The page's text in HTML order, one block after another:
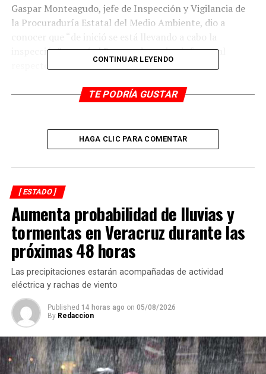
Gaspar Monteagudo, jefe de Inspección y Vigilancia de
la Procuraduría Estatal del Medio Ambiente, dio a
conocer que “de inició se está llevando a cabo la
inspección”, y será el Procurador quien informe al
respecto
RELATED TOPICS:
Cuitláhuac promete castigo por asesinato de reporteras
CONTINUAR LEYENDO
TE PODRÍA GUSTAR
HAGA CLIC PARA COMENTAR
[ ESTADO ]
Aumenta probabilidad de lluvias y
tormentas en Veracruz durante las
próximas 48 horas
Las precipitaciones estarán acompañadas de actividad
eléctrica y rachas de viento
Published 14 horas ago on 05/08/2026
By Redaccion